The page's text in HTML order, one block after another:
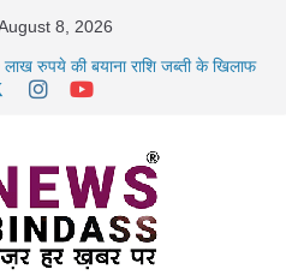
8, 2026
रुपये की बयाना राशि जब्ती के खिलाफ
बड़ा एक्शन: 13 म्यूल बैंक खाताधारक